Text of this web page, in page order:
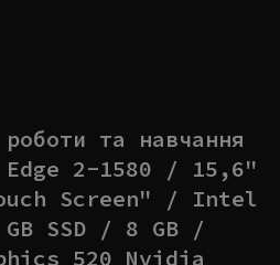
та навчання
Edge 2-1580 / 15,6"
Screen" / Intel
SSD / 8 GB /
520 Nvidia